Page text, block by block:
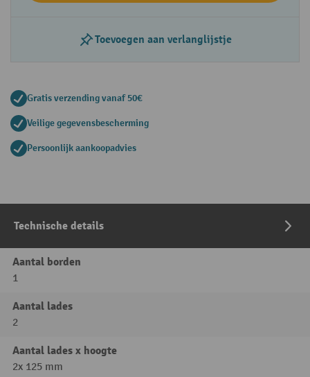
Toevoegen aan verlanglijstje
Gratis verzending vanaf 50€
Veilige gegevensbescherming
Persoonlijk aankoopadvies
Technische details
Aantal borden
1
Aantal lades
2
Aantal lades x hoogte
2x 125 mm